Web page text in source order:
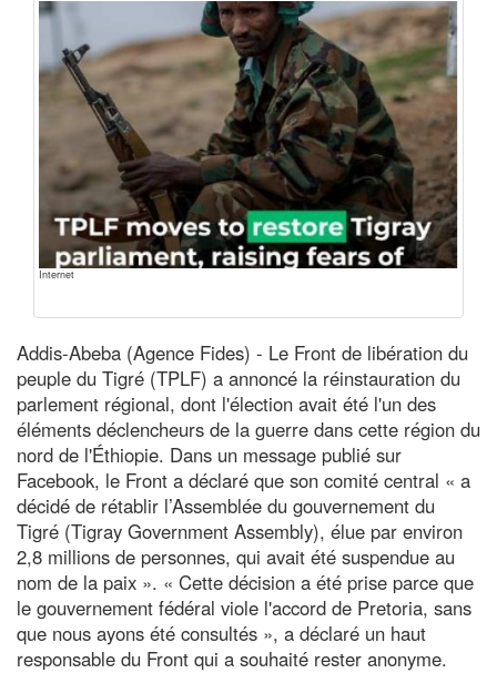
Internet
Addis-Abeba (Agence Fides) - Le Front de libération du
peuple du Tigré (TPLF) a annoncé la réinstauration du
parlement régional, dont l'élection avait été l'un des
éléments déclencheurs de la guerre dans cette région du
nord de l'Éthiopie. Dans un message publié sur
Facebook, le Front a déclaré que son comité central « a
décidé de rétablir l’Assemblée du gouvernement du
Tigré (Tigray Government Assembly), élue par environ
2,8 millions de personnes, qui avait été suspendue au
nom de la paix ». « Cette décision a été prise parce que
le gouvernement fédéral viole l'accord de Pretoria, sans
que nous ayons été consultés », a déclaré un haut
responsable du Front qui a souhaité rester anonyme.